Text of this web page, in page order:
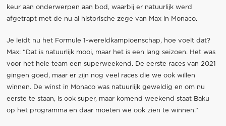
keur aan onderwerpen aan bod, waarbij er natuurlijk werd
afgetrapt met de nu al historische zege van Max in Monaco.
Je leidt nu het Formule 1-wereldkampioenschap, hoe voelt dat?
Max: “Dat is natuurlijk mooi, maar het is een lang seizoen. Het was
voor het hele team een superweekend. De eerste races van 2021
gingen goed, maar er zijn nog veel races die we ook willen
winnen. De winst in Monaco was natuurlijk geweldig en om nu
eerste te staan, is ook super, maar komend weekend staat Baku
op het programma en daar moeten we ook zien te winnen.”